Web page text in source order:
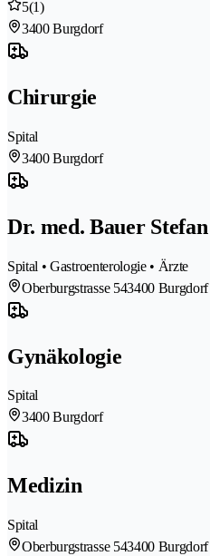
5(1)
3400 Burgdorf
Chirurgie
Spital
3400 Burgdorf
Dr. med. Bauer Stefan
Spital • Gastroenterologie • Ärzte
Oberburgstrasse 543400 Burgdorf
Gynäkologie
Spital
3400 Burgdorf
Medizin
Spital
Oberburgstrasse 543400 Burgdorf